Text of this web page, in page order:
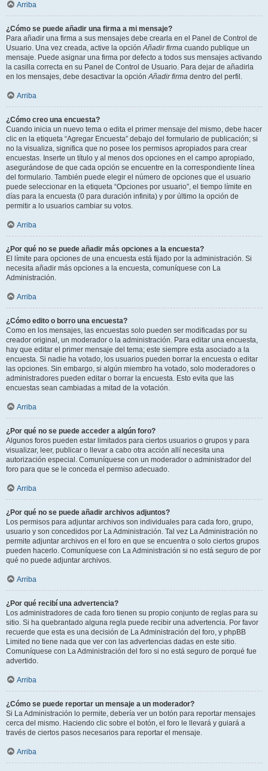
Arriba
¿Cómo se puede añadir una firma a mi mensaje?
Para añadir una firma a sus mensajes debe crearla en el Panel de Control de
Usuario. Una vez creada, active la opciónAñadir firma cuando publique un
mensaje. Puede asignar una firma por defecto a todos sus mensajes activando
la casilla correcta en su Panel de Control de Usuario. Para dejar de añadirla
en los mensajes, debe desactivar la opciónAñadir firma dentro del perfil.
Arriba
¿Cómo creo una encuesta?
Cuando inicia un nuevo tema o edita el primer mensaje del mismo, debe hacer
clic en la etiqueta “Agregar Encuesta” debajo del formulario de publicación; si
no la visualiza, significa que no posee los permisos apropiados para crear
encuestas. Inserte un título y al menos dos opciones en el campo apropiado,
asegurándose de que cada opción se encuentre en la correspondiente línea
del formulario. También puede elegir el número de opciones que el usuario
puede seleccionar en la etiqueta “Opciones por usuario”, el tiempo límite en
días para la encuesta (0 para duración infinita) y por último la opción de
permitir a lo usuarios cambiar su votos.
Arriba
¿Por qué no se puede añadir más opciones a la encuesta?
El límite para opciones de una encuesta está fijado por la administración. Si
necesita añadir más opciones a la encuesta, comuníquese con La
Administración.
Arriba
¿Cómo edito o borro una encuesta?
Como en los mensajes, las encuestas solo pueden ser modificadas por su
creador original, un moderador o la administración. Para editar una encuesta,
hay que editar el primer mensaje del tema; este siempre esta asociado a la
encuesta. Si nadie ha votado, los usuarios pueden borrar la encuesta o editar
las opciones. Sin embargo, si algún miembro ha votado, solo moderadores o
administradores pueden editar o borrar la encuesta. Esto evita que las
encuestas sean cambiadas a mitad de la votación.
Arriba
¿Por qué no se puede acceder a algún foro?
Algunos foros pueden estar limitados para ciertos usuarios o grupos y para
visualizar, leer, publicar o llevar a cabo otra acción allí necesita una
autorización especial. Comuníquese con un moderador o administrador del
foro para que se le conceda el permiso adecuado.
Arriba
¿Por qué no se puede añadir archivos adjuntos?
Los permisos para adjuntar archivos son individuales para cada foro, grupo,
usuario y son concedidos por La Administración. Tal vez La Administración no
permite adjuntar archivos en el foro en que se encuentra o solo ciertos grupos
pueden hacerlo. Comuníquese con La Administración si no está seguro de por
qué no puede adjuntar archivos.
Arriba
¿Por qué recibí una advertencia?
Los administradores de cada foro tienen su propio conjunto de reglas para su
sitio. Si ha quebrantado alguna regla puede recibir una advertencia. Por favor
recuerde que esta es una decisión de La Administración del foro, y phpBB
Limited no tiene nada que ver con las advertencias dadas en este sitio.
Comuníquese con La Administración del foro si no está seguro de porqué fue
advertido.
Arriba
¿Cómo se puede reportar un mensaje a un moderador?
Si La Administración lo permite, debería ver un botón para reportar mensajes
cerca del mismo. Haciendo clic sobre el botón, el foro le llevará y guiará a
través de ciertos pasos necesarios para reportar el mensaje.
Arriba